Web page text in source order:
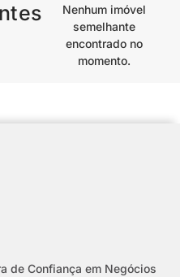
Nenhum imóvel
semelhante
encontrado no
momento.
de Confiança em Negócios